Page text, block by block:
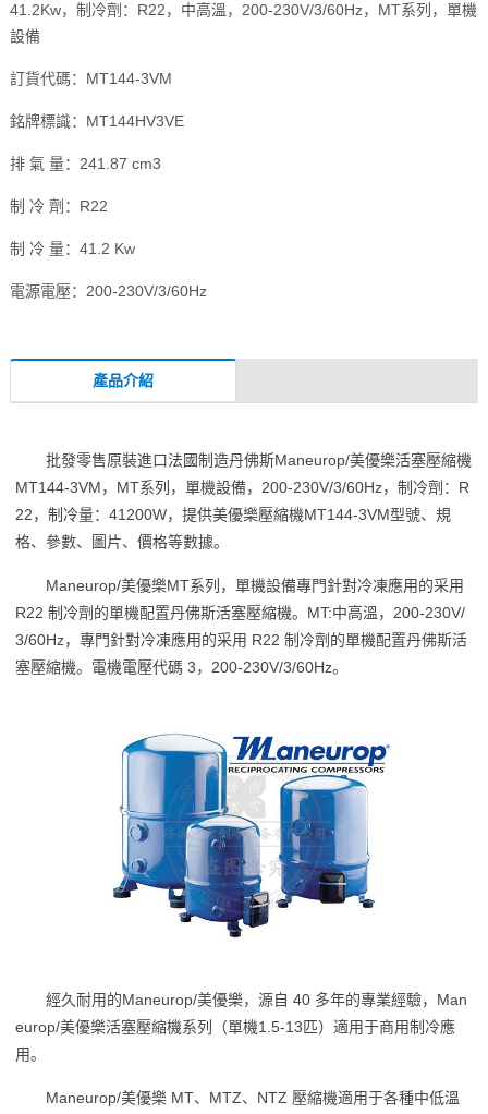
41.2Kw，制冷劑：R22，中高溫，200-230V/3/60Hz，MT系列，單機
設備
訂貨代碼：MT144-3VM
銘牌標識：MT144HV3VE
排 氣 量：241.87 cm3
制 冷 劑：R22
制 冷 量：41.2 Kw
電源電壓：200-230V/3/60Hz
產品介紹
批發零售原裝進口法國制造丹佛斯Maneurop/美優樂活塞壓縮機
MT144-3VM，MT系列，單機設備，200-230V/3/60Hz，制冷劑：R
22，制冷量：41200W，提供美優樂壓縮機MT144-3VM型號、規
格、參數、圖片、價格等數據。
Maneurop/美優樂MT系列，單機設備專門針對冷凍應用的采用
R22 制冷劑的單機配置丹佛斯活塞壓縮機。MT:中高溫，200-230V/
3/60Hz，專門針對冷凍應用的采用 R22 制冷劑的單機配置丹佛斯活
塞壓縮機。電機電壓代碼 3，200-230V/3/60Hz。
經久耐用的Maneurop/美優樂，源自 40 多年的專業經驗，Man
europ/美優樂活塞壓縮機系列（單機1.5-13匹）適用于商用制冷應
用。
Maneurop/美優樂 MT、MTZ、NTZ 壓縮機適用于各種中低溫